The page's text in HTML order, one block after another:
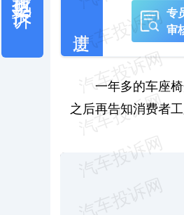
专
审
一年多的车座
之后再告知消费者